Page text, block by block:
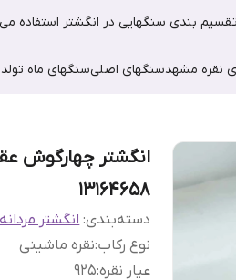
تقسیم بندی سنگهایی در انگشتر استفاده
نقره مشهدسنگهای اصلیسنگهای ماه تولد
انگشتر چهارگوش
13164658
دسته‌بندی:انگشتر مردانه
نوع رکاب:نقره ماشینی
عیار نقره:
925